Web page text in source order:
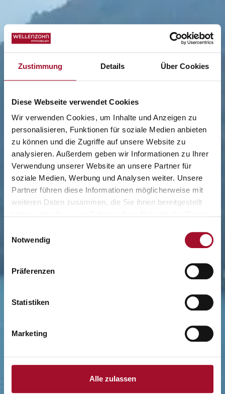
Zustimmung Details Über Cookies
Diese Webseite verwendet Cookies
Wir verwenden Cookies, um Inhalte und Anzeigen zu
personalisieren, Funktionen für soziale Medien anbieten
zu können und die Zugriffe auf unsere Website zu
analysieren. Außerdem geben wir Informationen zu Ihrer
Verwendung unserer Website an unsere Partner für
soziale Medien, Werbung und Analysen weiter. Unsere
Partner führen diese Informationen möglicherweise mit
weiteren Daten zusammen, die Sie ihnen bereitgestellt
Notwendig
Präferenzen
Statistiken
Marketing
Alle zulassen